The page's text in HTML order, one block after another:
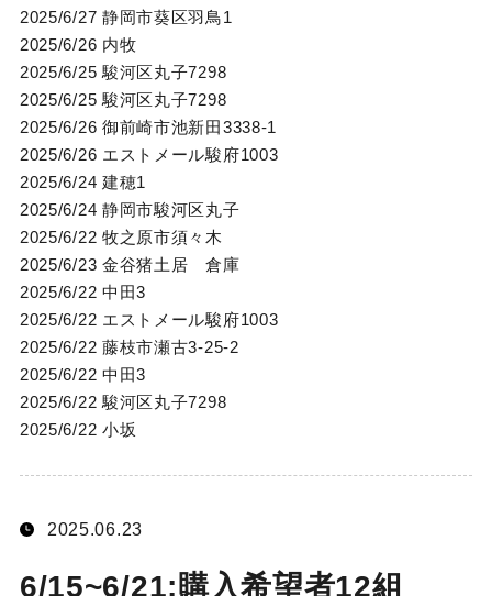
2025/6/27 静岡市葵区羽鳥1
2025/6/26 内牧
2025/6/25 駿河区丸子7298
2025/6/25 駿河区丸子7298
2025/6/26 御前崎市池新田3338-1
2025/6/26 エストメール駿府1003
2025/6/24 建穂1
2025/6/24 静岡市駿河区丸子
2025/6/22 牧之原市須々木
2025/6/23 金谷猪土居 倉庫
2025/6/22 中田3
2025/6/22 エストメール駿府1003
2025/6/22 藤枝市瀬古3-25-2
2025/6/22 中田3
2025/6/22 駿河区丸子7298
2025/6/22 小坂
2025.06.23
6/15~6/21:購入希望者12組